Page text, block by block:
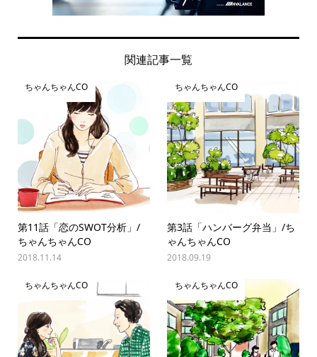
関連記事一覧
ちゃんちゃんCO
第11話「恋のSWOT分析」/
ちゃんちゃんCO
2018.11.14
ちゃんちゃんCO
第3話「ハンバーグ弁当」/ち
ゃんちゃんCO
2018.09.19
ちゃんちゃんCO ちゃんちゃんCO